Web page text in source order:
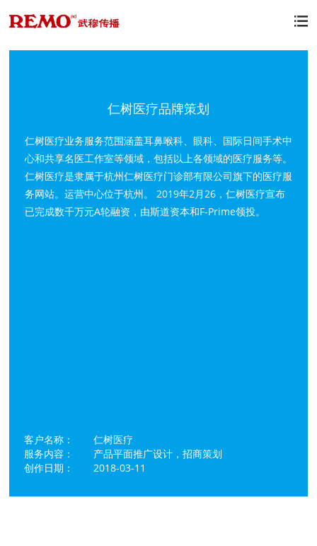

仁树医疗品牌策划
仁树医疗业务服务范围涵盖耳鼻喉科、眼科、国际日间手术中
心和共享名医工作室等领域，包括以上各领域的医疗服务等。
仁树医疗是隶属于杭州仁树医疗门诊部有限公司旗下的医疗服
务网站。运营中心位于杭州。 2019年2月26，仁树医疗宣布
已完成数千万元A轮融资，由斯道资本和F-Prime领投。
客户名称： 仁树医疗
服务内容： 产品平面推广设计，招商策划
创作日期： 2018-03-11